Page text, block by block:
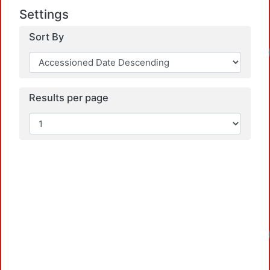
Settings
Sort By
Results per page